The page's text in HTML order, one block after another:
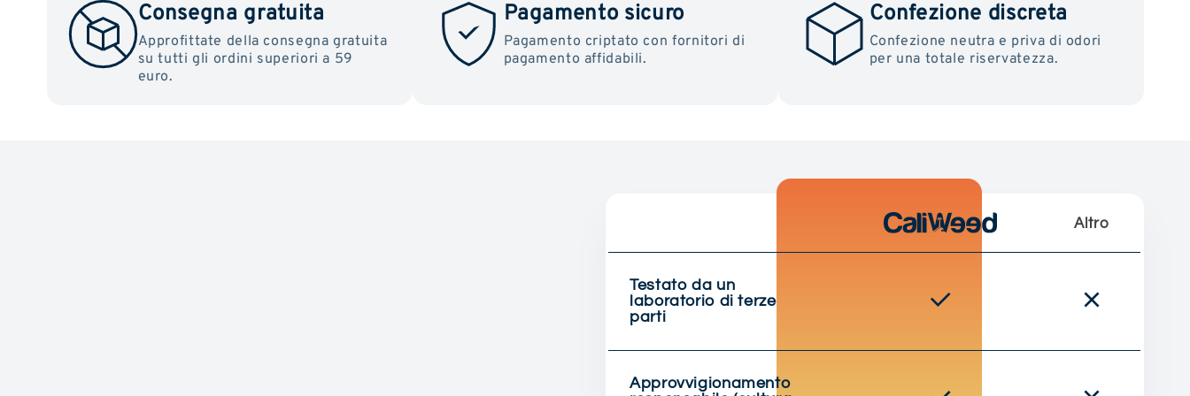
Consegna gratuita
Approfittate della consegna gratuita
su tutti gli ordini superiori a 59
euro.
Pagamento sicuro
Pagamento criptato con fornitori di
pagamento affidabili.
Confezione discreta
Confezione neutra e priva di odori
per una totale riservatezza.
Altro
Testato da un
laboratorio di terze
parti
Approvvigionamento